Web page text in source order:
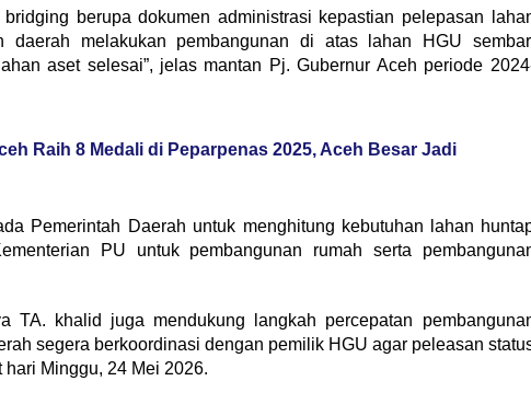
berupa dokumen administrasi kepastian pelepasan
daerah melakukan pembangunan di atas lahan HGU
aset selesai”, jelas mantan Pj. Gubernur Aceh periode
Raih 8 Medali di Peparpenas 2025, Aceh Besar Jadi
Pemerintah Daerah untuk menghitung kebutuhan lahan
PU untuk pembangunan rumah serta
TA. khalid juga mendukung langkah percepatan
segera berkoordinasi dengan pemilik HGU agar peleasan
Minggu, 24 Mei 2026.